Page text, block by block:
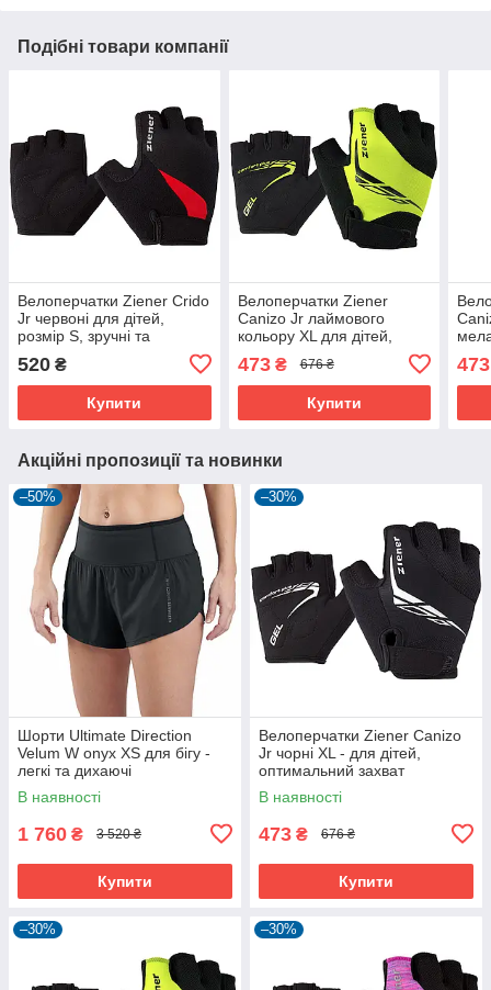
Подібні товари компанії
Велоперчатки Ziener Crido
Jr червоні для дітей,
розмір S, зручні та
520 ₴
Купити
Велоперчатки Ziener
Canizo Jr лаймового
кольору XL для дітей,
473₴ 676 ₴
Купити
473
Акційні пропозиції та новинки
–50%
Шорти Ultimate Direction
Velum W onyx XS для бігу -
легкі та дихаючі
В наявності
1 760 ₴ 3 520 ₴
Купити
–30%
Велоперчатки Ziener Canizo
Jr чорні XL - для дітей,
оптимальний захват
В наявності
473 ₴ 676 ₴
Купити
–30% –30%